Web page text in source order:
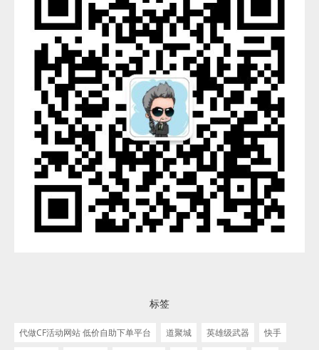
标签
代做CF活动网站 低价自助下单平台 道聚城 英雄级武器 快手